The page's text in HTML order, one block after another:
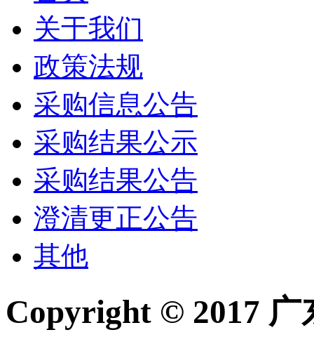
关于我们
政策法规
采购信息公告
采购结果公示
采购结果公告
澄清更正公告
其他
Copyright © 2017